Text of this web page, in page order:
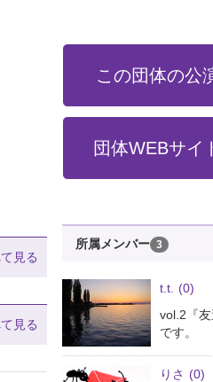
見る
見る
この団体の公
団体WEBサイ
所属メンバー 3
t.t. (0)
vol.2『
です。
りさ (0)